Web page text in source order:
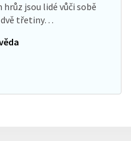
jsou lidé vůči sobě
dvě třetiny…